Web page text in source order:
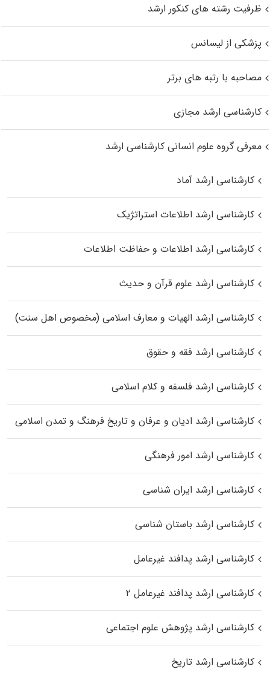
ظرفیت رشته های کنکور ارشد
پزشکی از لیسانس
مصاحبه با رتبه های برتر
کارشناسی ارشد مجازی
معرفی گروه علوم انسانی کارشناسی ارشد
کارشناسی ارشد آماد
کارشناسی ارشد اطلاعات استراتژیک
کارشناسی ارشد اطلاعات و حفاظت اطلاعات
کارشناسی ارشد علوم قرآن و حدیث
کارشناسی ارشد الهیات و معارف اسلامی (مخصوص اهل سنت)
کارشناسی ارشد فقه و حقوق
کارشناسی ارشد فلسفه و کلام اسلامی
کارشناسی ارشد ادیان و عرفان و تاریخ فرهنگ و تمدن اسلامی
کارشناسی ارشد امور فرهنگی
کارشناسی ارشد ایران شناسی
کارشناسی ارشد باستان شناسی
کارشناسی ارشد پدافند غیرعامل
کارشناسی ارشد پدافند غیرعامل ۲
کارشناسی ارشد پژوهش علوم اجتماعی
کارشناسی ارشد تاریخ